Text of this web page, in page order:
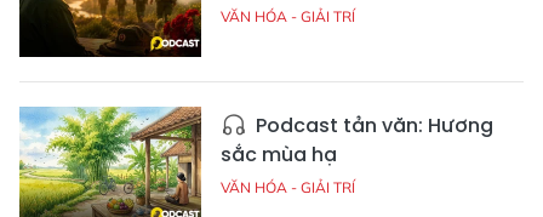
VĂN HÓA - GIẢI TRÍ
Podcast tản văn: Hương
sắc mùa hạ
VĂN HÓA - GIẢI TRÍ